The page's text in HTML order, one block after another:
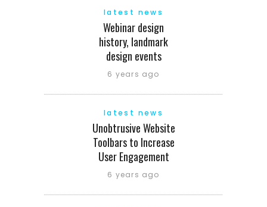
latest news
Webinar design
history, landmark
design events
6 years ago
latest news
Unobtrusive Website
Toolbars to Increase
User Engagement
6 years ago